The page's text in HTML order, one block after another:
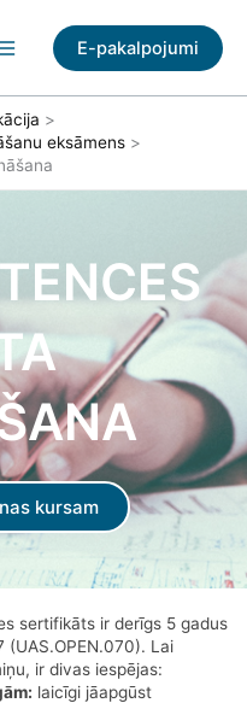
E-pakalpojumi
eksāmens
kursam
sertifikāts ir derīgs 5 gadus
(UAS.OPEN.070). Lai
ir divas iespējas:
laicīgi jāapgūst